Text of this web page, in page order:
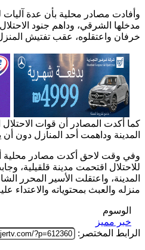
وأفادت مصادر محلية بأن عدة
مدخلها الشرقي، وداهم جنود
خرفان واعتقلوه، عقب تفتيش
كما أكدت المصادر أن قوات
المدينة وداهمت أحد المنازل دون أن
وفي وقت لاحق أكدت مصادر محلية
للاحتلال اقتحمت مدينة قلقيلية،
المدينة، واعتقلت الأسير المحرر
منزله والعبث بمحتوياته والاعتداء
الوسوم
خبر مميز
الرابط المختصر: